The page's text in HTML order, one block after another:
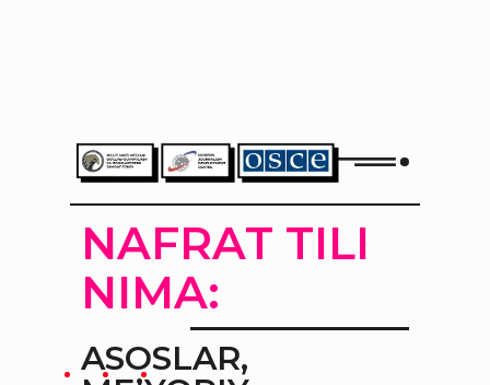
NAFRAT TILI
NIMA:
ASOSLAR,